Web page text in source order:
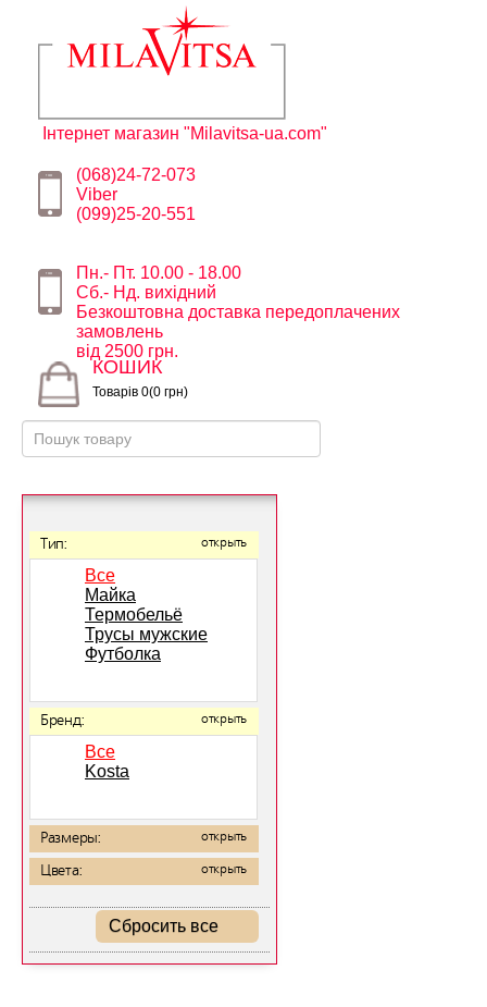
Інтернет магазин "Milavitsa-ua.com"
(068)24-72-073
Viber
(099)25-20-551
Пн.- Пт. 10.00 - 18.00
Сб.- Нд. вихідний
Безкоштовна доставка передоплачених
замовлень
від 2500 грн.
КОШИК
Товарів 0(0 грн)
Тип: открыть
Все
Майка
Термобельё
Трусы мужские
Футболка
Бренд: открыть
Все
Kosta
Размеры: открыть
Цвета: открыть
Сбросить все